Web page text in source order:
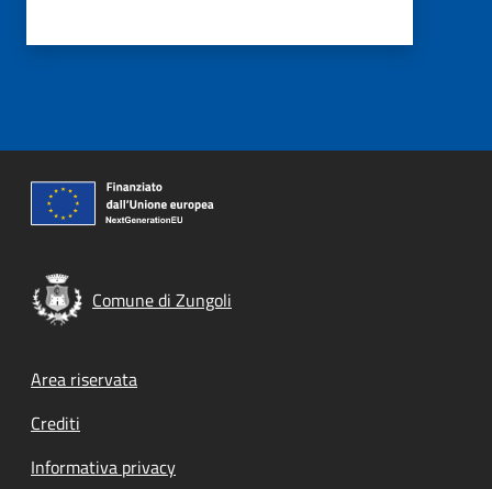
Comune di Zungoli
Footer menu
Area riservata
Crediti
Informativa privacy